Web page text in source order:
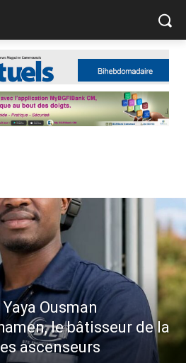
Ousman
le bâtisseur de la
ascenseurs